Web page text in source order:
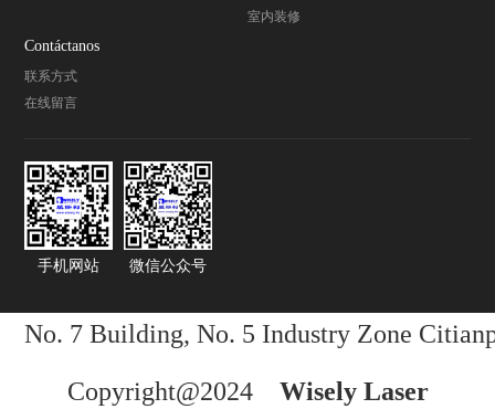
室内装修
Contáctanos
联系方式
在线留言
手机网站 微信公众号
No. 7 Building, No. 5 Industry Zone
Copyright@2024 Wisely Laser